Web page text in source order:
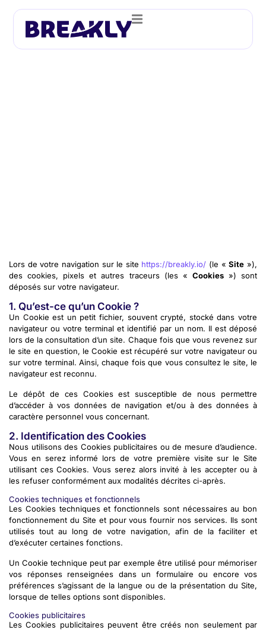
Lors de votre navigation sur le site https://breakly.io/ (le «Site »),
des cookies, pixels et autres traceurs (les « Cookies») sont
déposés sur votre navigateur.
1. Qu’est-ce qu’un Cookie ?
Un Cookie est un petit fichier, souvent crypté, stocké dans votre
navigateur ou votre terminal et identifié par un nom. Il est déposé
lors de la consultation d’un site. Chaque fois que vous revenez sur
le site en question, le Cookie est récupéré sur votre navigateur ou
sur votre terminal. Ainsi, chaque fois que vous consultez le site, le
navigateur est reconnu.
Le dépôt de ces Cookies est susceptible de nous permettre
d’accéder à vos données de navigation et/ou à des données à
caractère personnel vous concernant.
2. Identification des Cookies
Nous utilisons des Cookies publicitaires ou de mesure d’audience.
Vous en serez informé lors de votre première visite sur le Site
utilisant ces Cookies. Vous serez alors invité à les accepter ou à
les refuser conformément aux modalités décrites ci-après.
Cookies techniques et fonctionnels
Les Cookies techniques et fonctionnels sont nécessaires au bon
fonctionnement du Site et pour vous fournir nos services. Ils sont
utilisés tout au long de votre navigation, afin de la faciliter et
d’exécuter certaines fonctions.
Un Cookie technique peut par exemple être utilisé pour mémoriser
vos réponses renseignées dans un formulaire ou encore vos
préférences s’agissant de la langue ou de la présentation du Site,
lorsque de telles options sont disponibles.
Cookies publicitaires
Les Cookies publicitaires peuvent être créés non seulement par